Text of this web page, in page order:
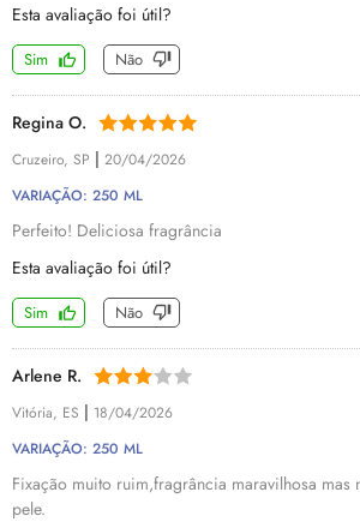
Esta avaliação foi útil?
Sim Não
Regina O.
Cruzeiro, SP | 20/04/2026
VARIAÇÃO: 250 ML
Perfeito! Deliciosa fragrância
Esta avaliação foi útil?
Sim Não
Arlene R.
Vitória, ES | 18/04/2026
VARIAÇÃO: 250 ML
Fixação muito ruim,fragrância maravilhosa
pele.